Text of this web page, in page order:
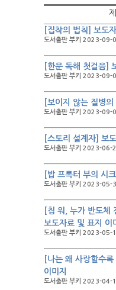
[집착의 법칙] 보도
도서출판 부키 2023-09-
[한문 독해 첫걸음]
도서출판 부키 2023-09-
[보이지 않는 질병
도서출판 부키 2023-09-
[스토리 설계자] 보
도서출판 부키 2023-06-
[밥 프록터 부의 시
도서출판 부키 2023-05-
[칩 워, 누가 반도체
보도자료 및 표지 이
도서출판 부키 2023-05-
[나는 왜 사랑할수
이미지
도서출판 부키 2023-04-